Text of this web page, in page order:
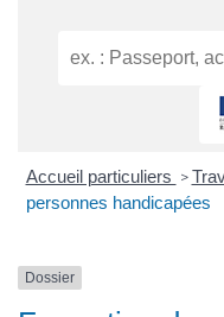
Accueil particuliers >
personnes handicapées
Dossier